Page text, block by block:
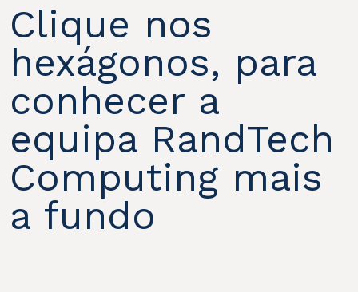
Clique nos
hexágonos, para
conhecer a
equipa RandTech
Computing mais
a fundo